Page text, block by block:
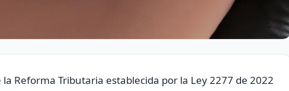
Reforma Tributaria establecida por la Ley 2277 de 2022